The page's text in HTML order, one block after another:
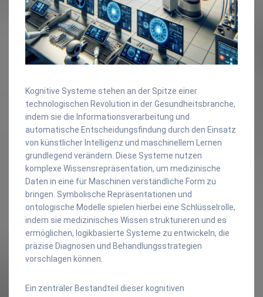
Kognitive Systeme stehen an der Spitze einer
technologischen Revolution in der Gesundheitsbranche,
indem sie die Informationsverarbeitung und
automatische Entscheidungsfindung durch den Einsatz
von künstlicher Intelligenz und maschinellem Lernen
grundlegend verändern. Diese Systeme nutzen
komplexe Wissensrepräsentation, um medizinische
Daten in eine für Maschinen verständliche Form zu
bringen. Symbolische Repräsentationen und
ontologische Modelle spielen hierbei eine Schlüsselrolle,
indem sie medizinisches Wissen strukturieren und es
ermöglichen, logikbasierte Systeme zu entwickeln, die
präzise Diagnosen und Behandlungsstrategien
vorschlagen können.
Ein zentraler Bestandteil dieser kognitiven